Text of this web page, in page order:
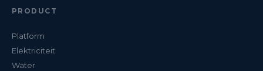
PRODUCT
Platform
Elektriciteit
Water